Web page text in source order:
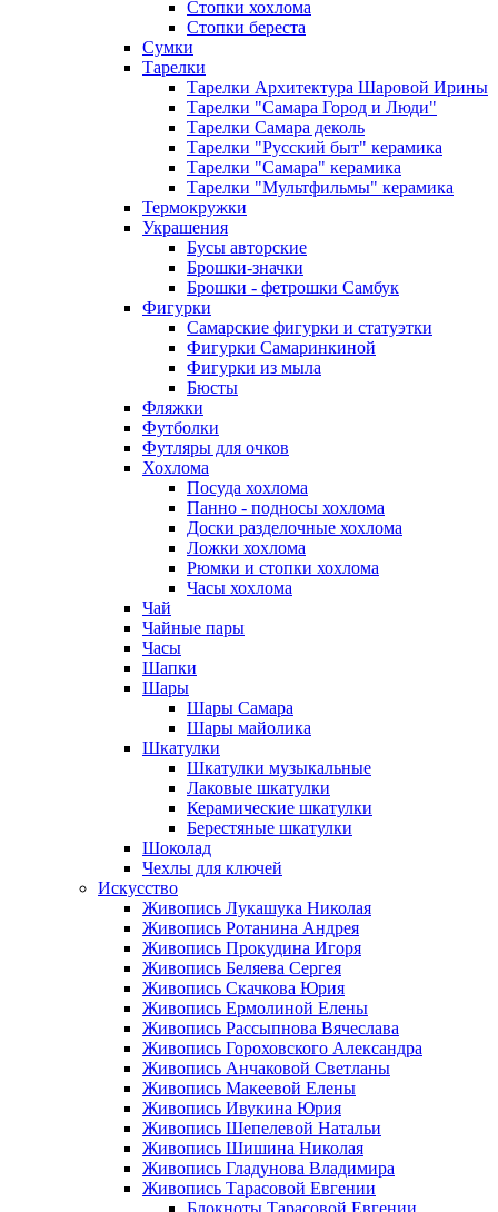
Стопки хохлома
Стопки береста
Сумки
Тарелки
Тарелки Архитектура Шаровой Ирины
Тарелки "Самара Город и Люди"
Тарелки Самара деколь
Тарелки "Русский быт" керамика
Тарелки "Самара" керамика
Тарелки "Мультфильмы" керамика
Термокружки
Украшения
Бусы авторские
Брошки-значки
Брошки - фетрошки Самбук
Фигурки
Самарские фигурки и статуэтки
Фигурки Самаринкиной
Фигурки из мыла
Бюсты
Фляжки
Футболки
Футляры для очков
Хохлома
Посуда хохлома
Панно - подносы хохлома
Доски разделочные хохлома
Ложки хохлома
Рюмки и стопки хохлома
Часы хохлома
Чай
Чайные пары
Часы
Шапки
Шары
Шары Самара
Шары майолика
Шкатулки
Шкатулки музыкальные
Лаковые шкатулки
Керамические шкатулки
Берестяные шкатулки
Шоколад
Чехлы для ключей
Искусство
Живопись Лукашука Николая
Живопись Ротанина Андрея
Живопись Прокудина Игоря
Живопись Беляева Сергея
Живопись Скачкова Юрия
Живопись Ермолиной Елены
Живопись Рассыпнова Вячеслава
Живопись Гороховского Александра
Живопись Анчаковой Светланы
Живопись Макеевой Елены
Живопись Ивукина Юрия
Живопись Шепелевой Натальи
Живопись Шишина Николая
Живопись Гладунова Владимира
Живопись Тарасовой Евгении
Блокноты Тарасовой Евгении